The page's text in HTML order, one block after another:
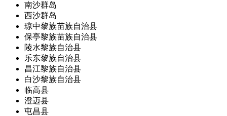
南沙群岛
西沙群岛
琼中黎族苗族自治县
保亭黎族苗族自治县
陵水黎族自治县
乐东黎族自治县
昌江黎族自治县
白沙黎族自治县
临高县
澄迈县
屯昌县